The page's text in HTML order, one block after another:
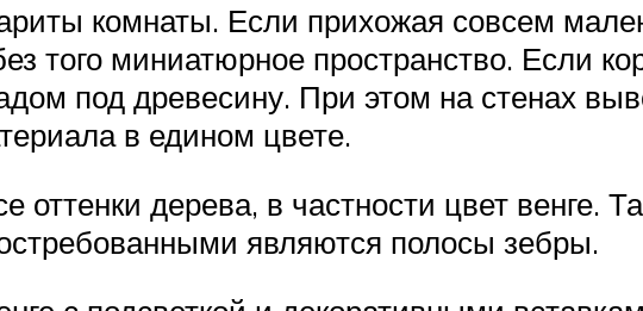
комнаты. Если прихожая совсем
того миниатюрное пространство. Если
под древесину. При этом на стенах
в едином цвете.
оттенки дерева, в частности цвет венге.
являются полосы зебры.